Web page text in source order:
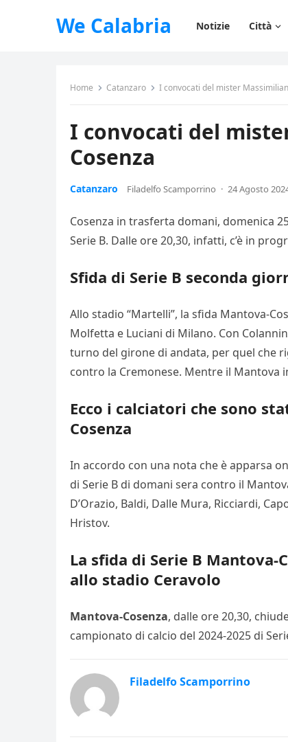
We Calabria Notizie Città
Home Catanzaro I convocati del mister
I convocati del
Cosenza
Catanzaro Filadelfo Scamporrino · 24 Agosto
Cosenza in trasferta domani, domenica
Serie B. Dalle ore 20,30, infatti, c’è in
Sfida di Serie B seconda
Allo stadio “Martelli”, la sfida Mantova-
Molfetta e Luciani di Milano. Con
turno del girone di andata, per quel che
contro la Cremonese. Mentre il Mantova
Ecco i calciatori che sono
Cosenza
In accordo con una nota che è apparsa
di Serie B di domani sera contro il
D’Orazio, Baldi, Dalle Mura, Ricciardi,
Hristov.
La sfida di Serie B
allo stadio Ceravolo
Mantova-Cosenza, dalle ore 20,30,
campionato di calcio del 2024-2025 di
Filadelfo Scamporrino